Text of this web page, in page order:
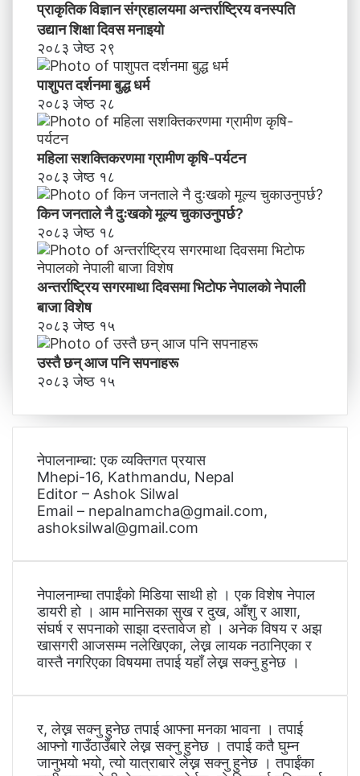
प्राकृतिक विज्ञान संग्रहालयमा अन्तर्राष्ट्रिय वनस्पति
उद्यान शिक्षा दिवस मनाइयाे
२०८३ जेष्ठ २९
पाशुपत दर्शनमा बुद्ध धर्म​
२०८३ जेष्ठ २८
महिला सशक्तिकरणमा ग्रामीण कृषि-पर्यटन
२०८३ जेष्ठ १८
किन जनताले नै दुःखको मूल्य चुकाउनुपर्छ?
२०८३ जेष्ठ १८
अन्तर्राष्ट्रिय सगरमाथा दिवसमा भिटाेफ नेपालकाे नेपाली
बाजा विशेष
२०८३ जेष्ठ १५
उस्तै छन् आज पनि सपनाहरू
२०८३ जेष्ठ १५
नेपालनाम्चा: एक व्यक्तिगत प्रयास
Mhepi-16, Kathmandu, Nepal
Editor – Ashok Silwal
Email – nepalnamcha@gmail.com,
ashoksilwal@gmail.com
नेपालनाम्चा तपाईंको मिडिया साथी हो । एक विशेष नेपाल
डायरी हो । आम मानिसका सुख र दुख, आँशु र आशा,
संघर्ष र सपनाको साझा दस्तावेज हो । अनेक विषय र अझ
खासगरी आजसम्म नलेखिएका, लेख्न लायक नठानिएका र
वास्तै नगरिएका विषयमा तपाई यहाँ लेख्न सक्नु हुनेछ ।
र, लेख्न सक्नु हुनेछ तपाई आफ्ना मनका भावना । तपाई
आफ्नो गाउँठाउँबारे लेख्न सक्नु हुनेछ । तपाई कतै घुम्न
जानुभयो भयो, त्यो यात्राबारे लेख्न सक्नु हुनेछ । तपाईंका